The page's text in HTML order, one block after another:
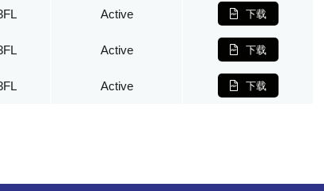
Active 下载
Active 下载
Active 下载